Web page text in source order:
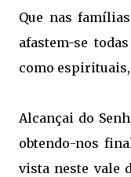
Que nas
afastem-se
como
Alcançai do
obtendo-nos
vista neste vale